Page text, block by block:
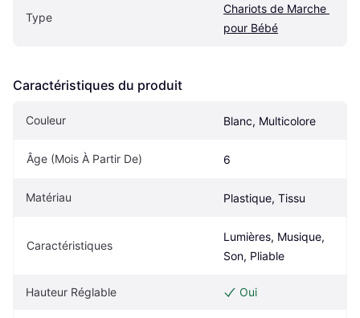
Type
Chariots de Marche
pour Bébé
Caractéristiques du produit
Couleur Blanc, Multicolore
Âge (Mois À Partir De) 6
Matériau Plastique, Tissu
Caractéristiques
Lumières, Musique,
Son, Pliable
Hauteur Réglable Oui